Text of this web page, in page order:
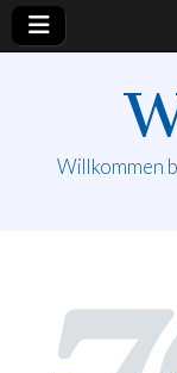
Willkommen